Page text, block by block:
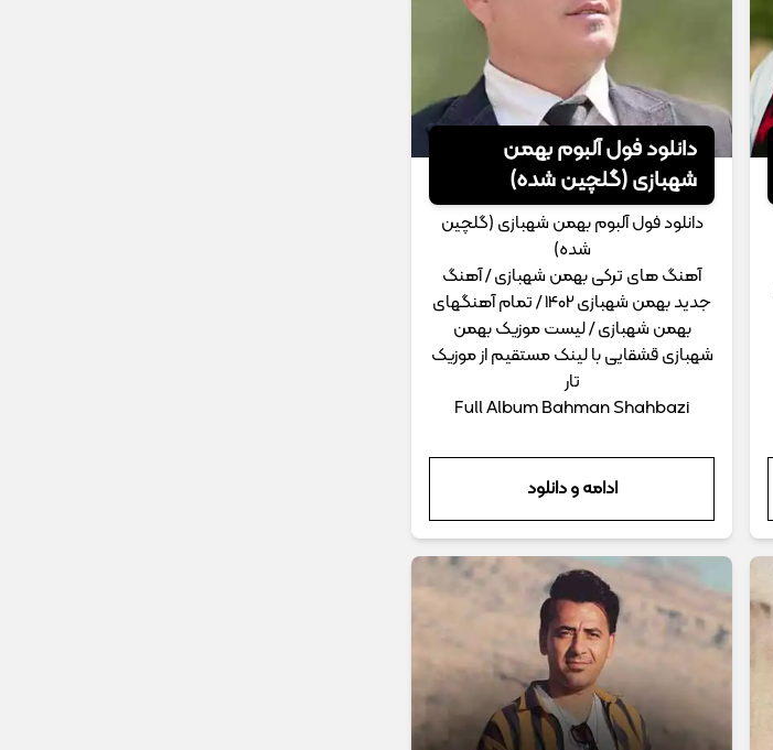
دانلود فول آلبوم بهمن
شهبازی (گلچین شده)
دانلود فول آلبوم بهمن شهبازی (گلچین
شده)
آهنگ های ترکی بهمن شهبازی / آهنگ
جدید بهمن شهبازی 1402 / تمام آهنگهای
بهمن شهبازی / لیست موزیک بهمن
شهبازی قشقایی با لینک مستقیم از موزیک
تار
Full Album Bahman Shahbazi
ادامه و دانلود